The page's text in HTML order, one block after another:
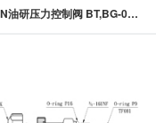
YUKEN油研压力控制阀 BT,BG-03,06,10系列先导控制溢流阀